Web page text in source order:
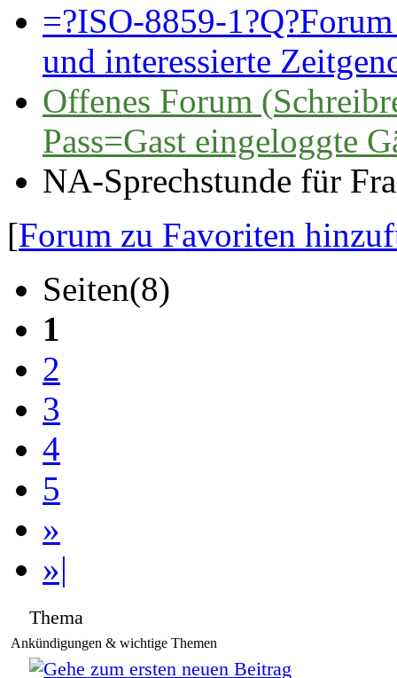
=?ISO-8859-
und interessierte
Offenes Forum
Pass=Gast eingeloggte
NA-Sprechstunde für
[Forum zu Favoriten
Seiten(8)
1
2
3
4
5
»
»|
Thema
Ankündigungen & wichtige Themen